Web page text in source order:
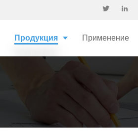
Продукция Применение